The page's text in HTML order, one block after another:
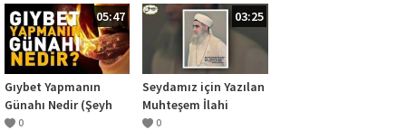
05:47
Gıybet Yapmanın
Günahı Nedir (Şeyh
Ahmed El Kadiri
0
03:25
Seydamız için Yazılan
Muhteşem İlahi
0